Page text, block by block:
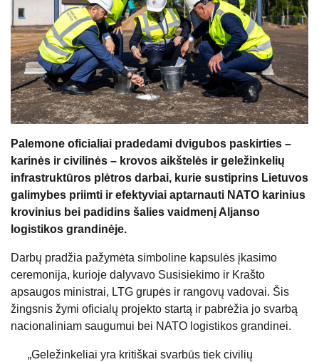
Palemone oficialiai pradedami dvigubos paskirties –
karinės ir civilinės – krovos aikštelės ir geležinkelių
infrastruktūros plėtros darbai, kurie sustiprins Lietuvos
galimybes priimti ir efektyviai aptarnauti NATO karinius
krovinius bei padidins šalies vaidmenį Aljanso
logistikos grandinėje.
Darbų pradžia pažymėta simboline kapsulės įkasimo
ceremonija, kurioje dalyvavo Susisiekimo ir Krašto
apsaugos ministrai, LTG grupės ir rangovų vadovai. Šis
žingsnis žymi oficialų projekto startą ir pabrėžia jo svarbą
nacionaliniam saugumui bei NATO logistikos grandinei.
„Geležinkeliai yra kritiškai svarbūs tiek civilių